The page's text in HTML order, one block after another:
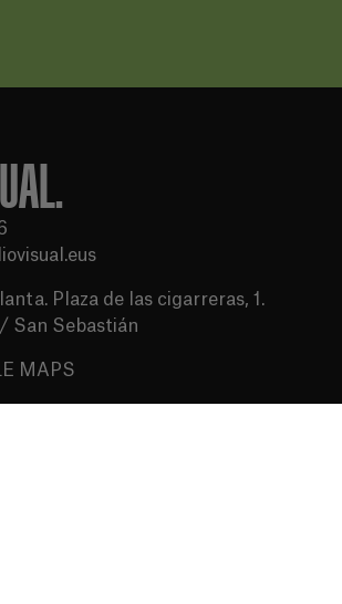
Plaza de las cigarreras, 1.
San Sebastián
MAPS